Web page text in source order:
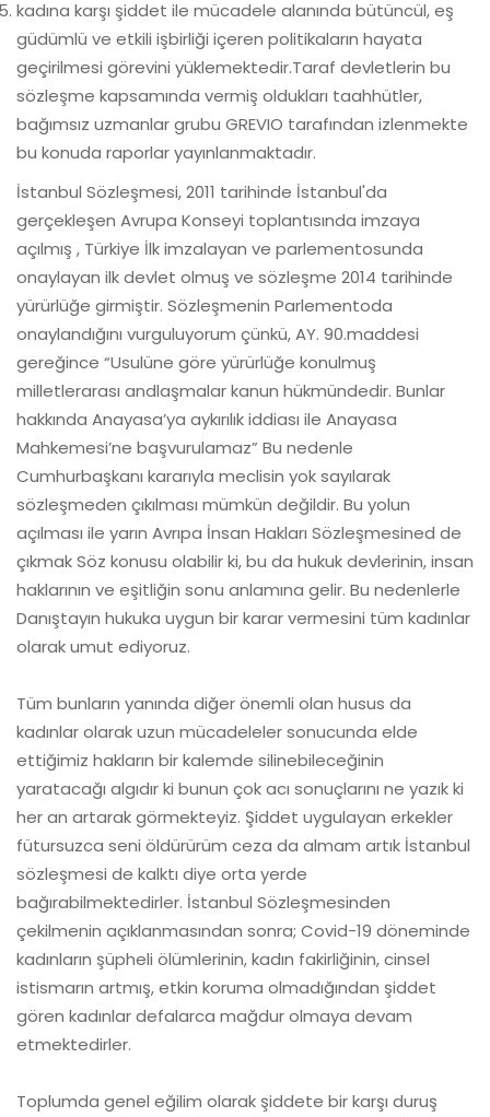
kadına karşı şiddet ile mücadele alanında bütüncül, eş
güdümlü ve etkili işbirliği içeren politikaların hayata
geçirilmesi görevini yüklemektedir.Taraf devletlerin bu
sözleşme kapsamında vermiş oldukları taahhütler,
bağımsız uzmanlar grubu GREVIO tarafından izlenmekte
bu konuda raporlar yayınlanmaktadır.
İstanbul Sözleşmesi, 2011 tarihinde İstanbul'da
gerçekleşen Avrupa Konseyi toplantısında imzaya
açılmış , Türkiye İlk imzalayan ve parlementosunda
onaylayan ilk devlet olmuş ve sözleşme 2014 tarihinde
yürürlüğe girmiştir. Sözleşmenin Parlementoda
onaylandığını vurguluyorum çünkü, AY. 90.maddesi
gereğince “Usulüne göre yürürlüğe konulmuş
milletlerarası andlaşmalar kanun hükmündedir. Bunlar
hakkında Anayasa’ya aykırılık iddiası ile Anayasa
Mahkemesi’ne başvurulamaz” Bu nedenle
Cumhurbaşkanı kararıyla meclisin yok sayılarak
sözleşmeden çıkılması mümkün değildir. Bu yolun
açılması ile yarın Avrıpa İnsan Hakları Sözleşmesined de
çıkmak Söz konusu olabilir ki, bu da hukuk devlerinin, insan
haklarının ve eşitliğin sonu anlamına gelir. Bu nedenlerle
Danıştayın hukuka uygun bir karar vermesini tüm kadınlar
olarak umut ediyoruz.
Tüm bunların yanında diğer önemli olan husus da
kadınlar olarak uzun mücadeleler sonucunda elde
ettiğimiz hakların bir kalemde silinebileceğinin
yaratacağı algıdır ki bunun çok acı sonuçlarını ne yazık ki
her an artarak görmekteyiz. Şiddet uygulayan erkekler
fütursuzca seni öldürürüm ceza da almam artık İstanbul
sözleşmesi de kalktı diye orta yerde
bağırabilmektedirler. İstanbul Sözleşmesinden
çekilmenin açıklanmasından sonra; Covid-19 döneminde
kadınların şüpheli ölümlerinin, kadın fakirliğinin, cinsel
istismarın artmış, etkin koruma olmadığından şiddet
gören kadınlar defalarca mağdur olmaya devam
etmektedirler.
Toplumda genel eğilim olarak şiddete bir karşı duruş